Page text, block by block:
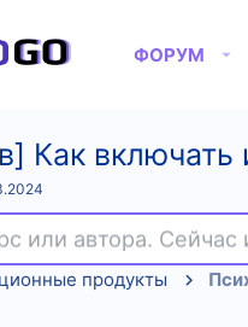
ФОРУМ
Как
или автора. Сейчас
продукты